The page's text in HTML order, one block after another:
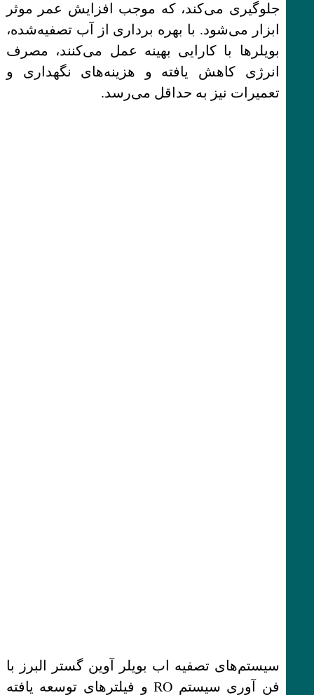
جلوگیری می‌کند، که موجب افزایش عمر موثر
ابزار می‌شود. با بهره برداری از آب تصفیه‌شده،
بویلرها با کارایی بهینه عمل می‌کنند، مصرف
انرژی کاهش یافته و هزینه‌های نگهداری و
تعمیرات نیز به حداقل می‌رسد.
سیستم‌های تصفیه اب بویلر آوین گستر البرز با
فن آوری سیستم RO و فیلترهای توسعه یافته